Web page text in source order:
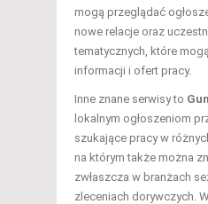
mogą przeglądać
nowe relacje oraz
tematycznych, które
informacji i ofert pracy.
Inne znane serwisy to
lokalnym ogłoszeniom
szukające pracy w
na którym także można
zwłaszcza w branżach
zleceniach dorywczych.